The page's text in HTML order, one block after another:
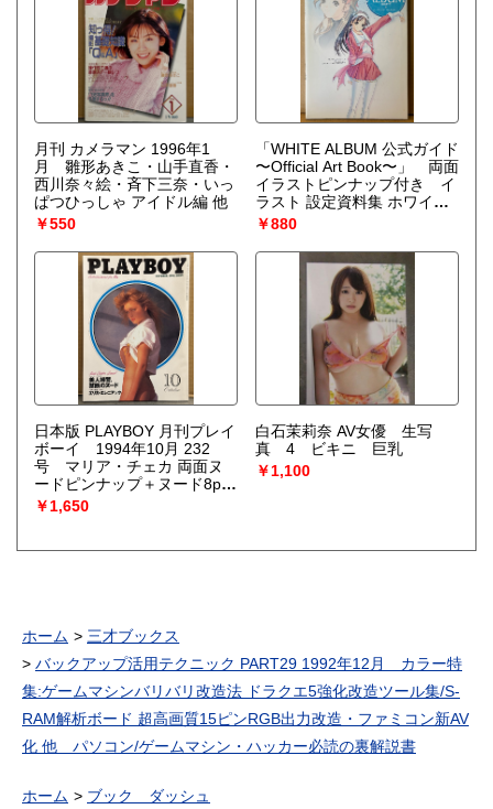
月刊 カメラマン 1996年1
月 雛形あきこ・山手直香・
西川奈々絵・斉下三奈・いっ
ぱつひっしゃ アイドル編 他
￥550
「WHITE ALBUM 公式ガイド
〜Official Art Book〜」 両面
イラストピンナップ付き イ
ラスト 設定資料集 ホワイト
アルバム
￥880
日本版 PLAYBOY 月刊プレイ
ボーイ 1994年10月 232
号 マリア・チェカ 両面ヌ
ードピンナップ＋ヌード8p/
エリカ・エレニアック ヌー
ド10p/ポール・ニューマン
ローレン/オリビア・デ・ベ
ヤ ヌード5p 他
￥1,650
白石茉莉奈 AV女優 生写
真 4 ビキニ 巨乳
￥1,100
ホーム
三才ブックス
バックアップ活用テクニック PART29 1992年12月 カラー特
集:ゲームマシンバリバリ改造法 ドラクエ5強化改造ツール集/S-
RAM解析ボード 超高画質15ピンRGB出力改造・ファミコン新AV
化 他 パソコン/ゲームマシン・ハッカー必読の裏解説書
ホーム ブック ダッシュ